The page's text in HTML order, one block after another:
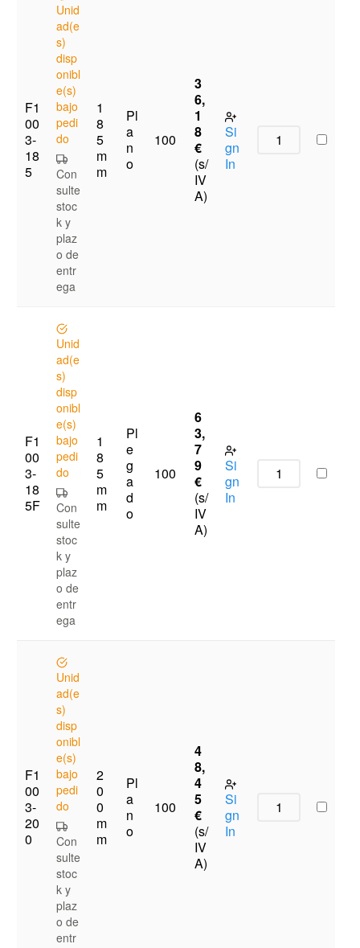
F1
00
3-
18
5
Unid
ad(e
s)
disp
onibl
e(s)
bajo
pedi
do
Con
sulte
stoc
k y
plaz
o de
entr
ega
1
8
5
m
m
Pl
a
n
o
100
3
6,
1
8
€
(s/
IV
A)
Si
gn
In
F1
00
3-
18
5F
Unid
ad(e
s)
disp
onibl
e(s)
bajo
pedi
do
Con
sulte
stoc
k y
plaz
o de
entr
ega
1
8
5
m
m
Pl
e
g
a
d
o
100
6
3,
7
9
€
(s/
IV
A)
Si
gn
In
F1
00
3-
20
0
Unid
ad(e
s)
disp
onibl
e(s)
bajo
pedi
do
Con
sulte
stoc
k y
plaz
o de
entr
2
0
0
m
m
Pl
a
n
o
100
4
8,
4
5
€
(s/
IV
A)
Si
gn
In